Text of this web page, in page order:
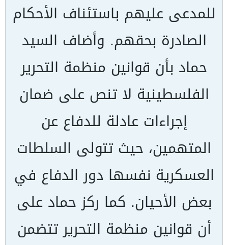
للمدعى عليهم باستئناف الأحكام
الصادرة بحقهم. وأضاف السيد
حماد بأن قوانين منظمة التحرير
الفلسطينية لا تنص على ضمان
إجراءات عادلة للدفاع عن
المتهمين، حيث تتولى السلطات
العسكرية نفسها دور الدفاع في
بعض الأحيان. كما ركز حماد على
أن قوانين منظمة التحرير تتضمن